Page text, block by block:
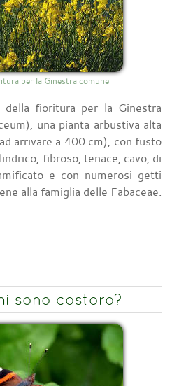
per la Ginestra comune
fioritura per la Ginestra
una pianta arbustiva alta
arrivare a 400 cm), con fusto
fibroso, tenace, cavo, di
e con numerosi getti
alla famiglia delle Fabaceae.
sono costoro?